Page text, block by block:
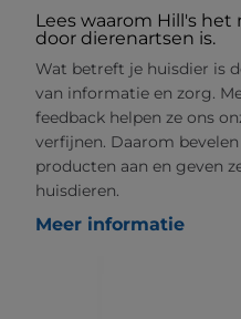
Lees waarom Hill's
door dierenartsen is.
Wat betreft je huisdier is
van informatie en zorg.
feedback helpen ze ons
verfijnen. Daarom
producten aan en geven
huisdieren.
Meer informatie